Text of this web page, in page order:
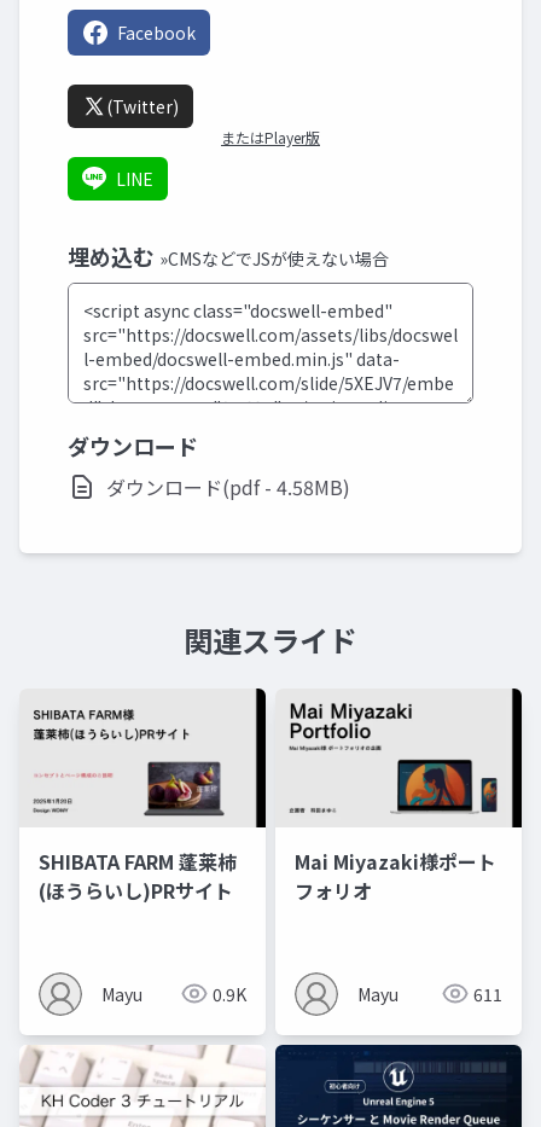
Facebook
(Twitter)
またはPlayer版
LINE
埋め込む »CMSなどでJSが使えない場合
ダウンロード
ダウンロード(pdf - 4.58MB)
関連スライド
SHIBATA FARM 蓬莱柿
(ほうらいし)PRサイト
Mayu 0.9K
Mai Miyazaki様ポート
フォリオ
Mayu 611